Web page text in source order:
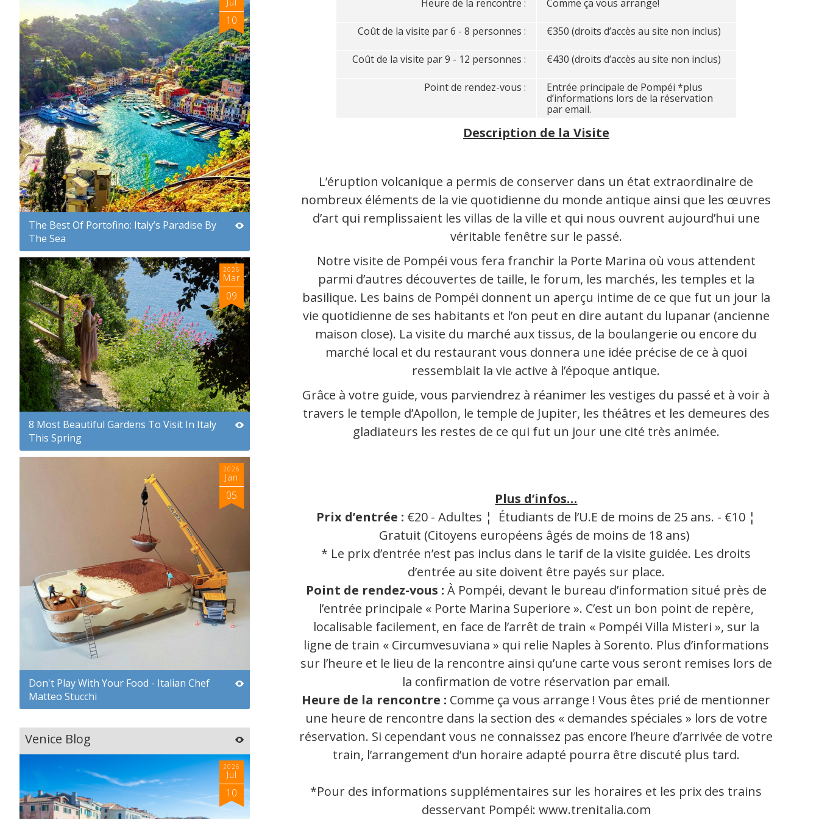
10
The Best Of Portofino: Italy’s Paradise By
The Sea
2026
Mar
09
8 Most Beautiful Gardens To Visit In Italy
This Spring
2026
Jan
05
Don't Play With Your Food - Italian Chef
Matteo Stucchi
Venice Blog
2026
Jul
10
Heure de la rencontre : Comme ça vous arrange!
Coût de la visite par 6 - 8 personnes : €350 (droits d’accès au site non inclus)
Coût de la visite par 9 - 12 personnes : €430 (droits d’accès au site non inclus)
Point de rendez-vous :
Entrée principale de Pompéi *plus
d’informations lors de la réservation
par email.
Description de la Visite
L’éruption volcanique a permis de conserver dans un état extraordinaire de
nombreux éléments de la vie quotidienne du monde antique ainsi que les œuvres
d’art qui remplissaient les villas de la ville et qui nous ouvrent aujourd’hui une
véritable fenêtre sur le passé.
Notre visite de Pompéi vous fera franchir la Porte Marina où vous attendent
parmi d’autres découvertes de taille, le forum, les marchés, les temples et la
basilique. Les bains de Pompéi donnent un aperçu intime de ce que fut un jour la
vie quotidienne de ses habitants et l’on peut en dire autant du lupanar (ancienne
maison close). La visite du marché aux tissus, de la boulangerie ou encore du
marché local et du restaurant vous donnera une idée précise de ce à quoi
ressemblait la vie active à l’époque antique.
Grâce à votre guide, vous parviendrez à réanimer les vestiges du passé et à voir à
travers le temple d’Apollon, le temple de Jupiter, les théâtres et les demeures des
gladiateurs les restes de ce qui fut un jour une cité très animée.
Plus d’infos…
Prix d’entrée : €20 - Adultes ¦ Étudiants de l’U.E de moins de 25 ans. - €10 ¦
Gratuit (Citoyens européens âgés de moins de 18 ans)
* Le prix d’entrée n’est pas inclus dans le tarif de la visite guidée. Les droits
d’entrée au site doivent être payés sur place.
Point de rendez-vous : À Pompéi, devant le bureau d’information situé près de
l’entrée principale « Porte Marina Superiore ». C’est un bon point de repère,
localisable facilement, en face de l’arrêt de train « Pompéi Villa Misteri », sur la
ligne de train « Circumvesuviana » qui relie Naples à Sorento. Plus d’informations
sur l’heure et le lieu de la rencontre ainsi qu’une carte vous seront remises lors de
la confirmation de votre réservation par email.
Heure de la rencontre : Comme ça vous arrange ! Vous êtes prié de mentionner
une heure de rencontre dans la section des « demandes spéciales » lors de votre
réservation. Si cependant vous ne connaissez pas encore l’heure d’arrivée de votre
train, l’arrangement d’un horaire adapté pourra être discuté plus tard.
*Pour des informations supplémentaires sur les horaires et les prix des trains
desservant Pompéi: www.trenitalia.com